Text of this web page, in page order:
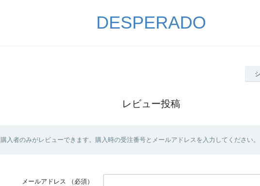
DESPERADO
レビュー投稿
購入者のみがレビューできます。購入時の受注番号とメールアドレスを入力してください。
メールアドレス （必須）